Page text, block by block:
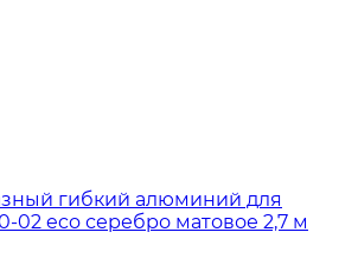
гибкий алюминий для
02 eco серебро матовое 2,7 м